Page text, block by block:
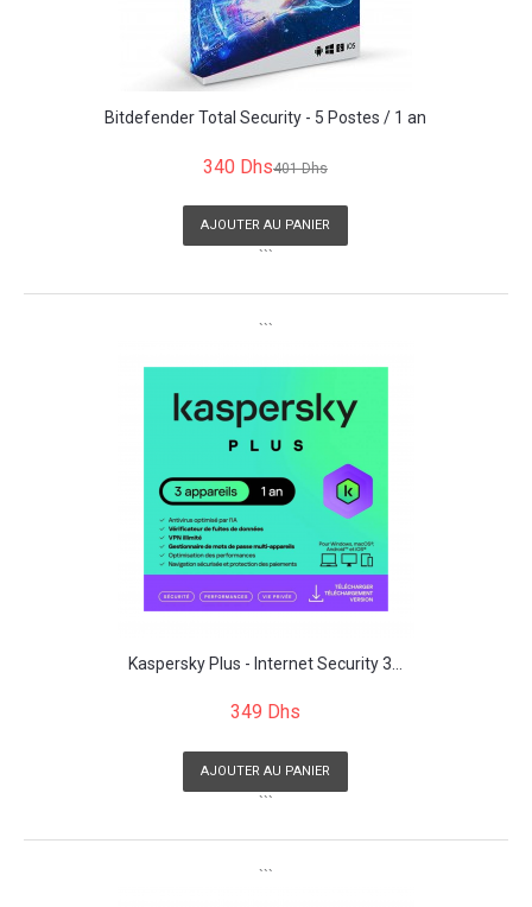
Bitdefender Total Security - 5 Postes / 1 an
340 Dhs401 Dhs
AJOUTER AU PANIER
```
```
Kaspersky Plus - Internet Security 3...
349 Dhs
AJOUTER AU PANIER
```
```